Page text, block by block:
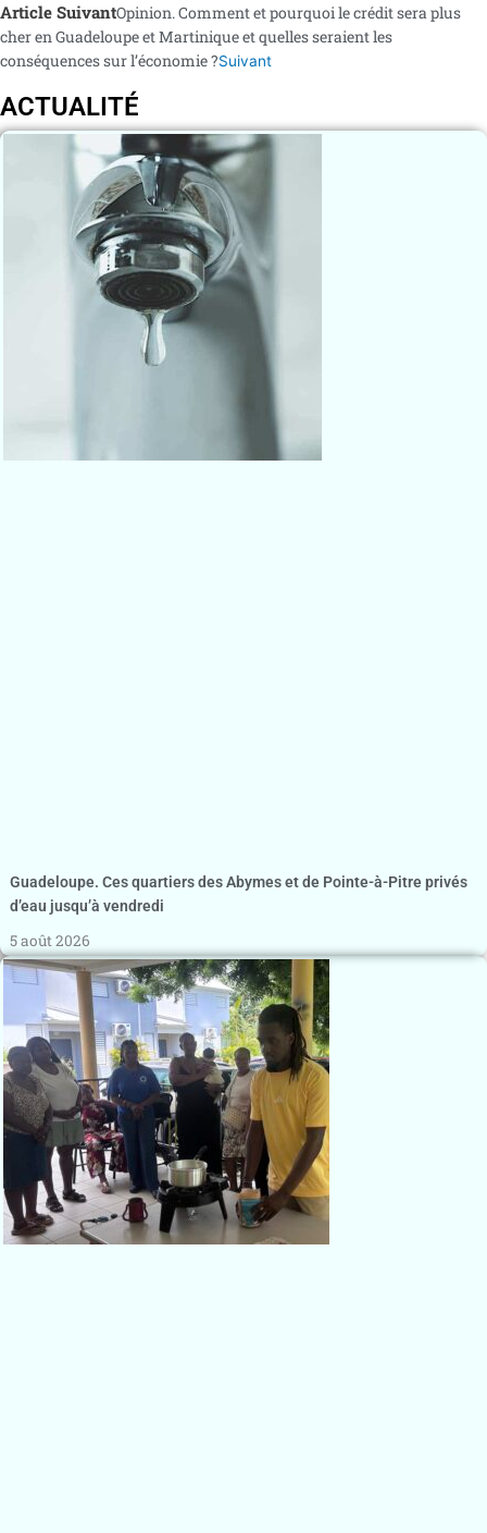
Article SuivantOpinion. Comment et pourquoi le crédit sera plus
cher en Guadeloupe et Martinique et quelles seraient les
conséquences sur l’économie ?Suivant
ACTUALITÉ
Guadeloupe. Ces quartiers des Abymes et de Pointe-à-Pitre privés
d’eau jusqu’à vendredi
5 août 2026